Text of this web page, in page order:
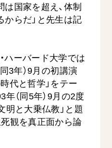
は国家を超え、体制
からだ」と先生は記
ハーバード大学では
3年）9月の初講演
代と哲学」をテー
年（同5年）9月の2度
明と大乗仏教」と題
死観を真正面から論